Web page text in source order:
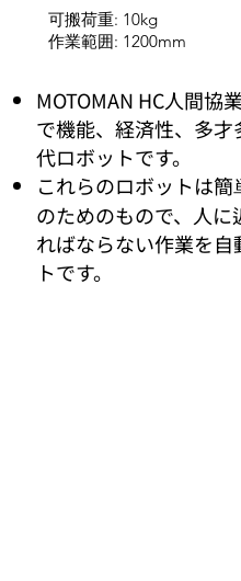
MOTOMAN HC人間協
で機能、経済性、多
代ロボットです。
これらのロボットは
のためのもので、人
ればならない作業を
トです。
可搬荷重: 10kg
作業範囲: 1200mm